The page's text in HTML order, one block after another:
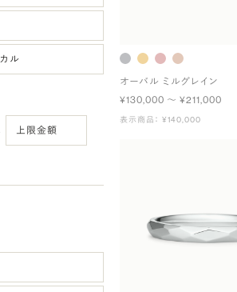
ル
オーバル ミルグレイン
¥130,000 〜 ¥211,000
表示商品： ¥140,000